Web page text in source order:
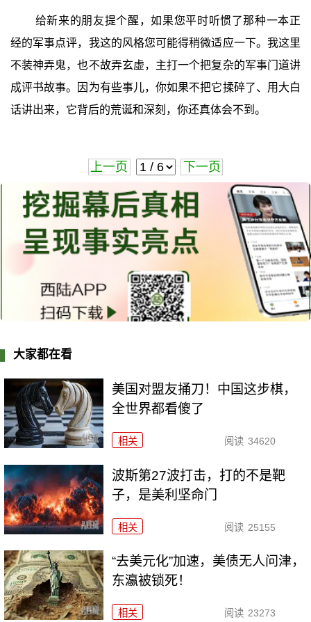
给新来的朋友提个醒，如果您平时听惯了那种一本正
经的军事点评，我这的风格您可能得稍微适应一下。我这里
不装神弄鬼，也不故弄玄虚，主打一个把复杂的军事门道讲
成评书故事。因为有些事儿，你如果不把它揉碎了、用大白
话讲出来，它背后的荒诞和深刻，你还真体会不到。
上一页 下一页
大家都在看
美国对盟友捅刀！中国这步棋，
全世界都看傻了
相关 阅读 34620
波斯第27波打击，打的不是靶
子，是美利坚命门
相关 阅读 25155
“去美元化”加速，美债无人问津，
东瀛被锁死！
相关 阅读 23273